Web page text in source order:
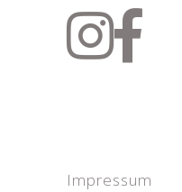
Impressum